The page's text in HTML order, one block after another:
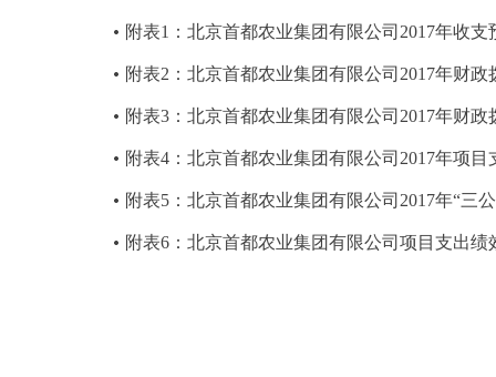
附表1：北京首都农业集团有限公司2017年收支
附表2：北京首都农业集团有限公司2017年财政
附表3：北京首都农业集团有限公司2017年财
附表4：北京首都农业集团有限公司2017年项目
附表5：北京首都农业集团有限公司2017年“三
附表6：北京首都农业集团有限公司项目支出绩